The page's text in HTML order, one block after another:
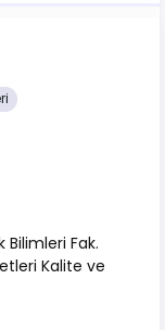
Bilimleri Fak.
Kalite ve